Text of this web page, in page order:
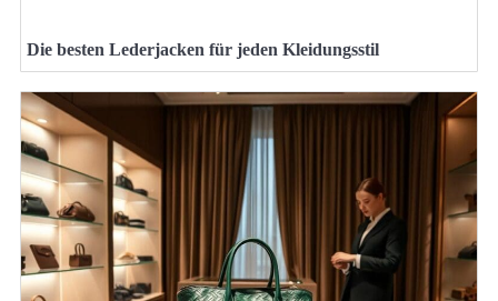
Die besten Lederjacken für jeden Kleidungsstil